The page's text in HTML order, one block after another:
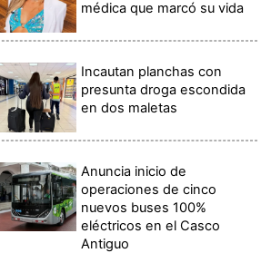
médica que marcó su vida
Incautan planchas con
presunta droga escondida
en dos maletas
Anuncia inicio de
operaciones de cinco
nuevos buses 100%
eléctricos en el Casco
Antiguo